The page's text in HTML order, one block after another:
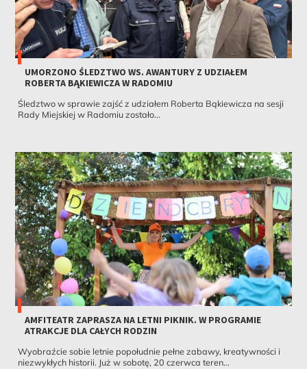
UMORZONO ŚLEDZTWO WS. AWANTURY Z UDZIAŁEM
ROBERTA BĄKIEWICZA W RADOMIU
Śledztwo w sprawie zajść z udziałem Roberta Bąkiewicza na sesji
Rady Miejskiej w Radomiu zostało...
AMFITEATR ZAPRASZA NA LETNI PIKNIK. W PROGRAMIE
ATRAKCJE DLA CAŁYCH RODZIN
Wyobraźcie sobie letnie popołudnie pełne zabawy, kreatywności i
niezwykłych historii. Już w sobotę, 20 czerwca teren...